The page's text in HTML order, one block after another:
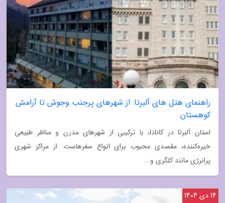
راهنمای هتل های آلبرتا: از شهرهای پرجنب وجوش تا آرامش
کوهستان
استان آلبرتا در کانادا، با ترکیبی از شهرهای مدرن و مناظر طبیعی
خیره‌کننده، مقصدی محبوب برای انواع سفرهاست. از مراکز شهری
پرانرژی مانند کلگری و...
14 دی 1404